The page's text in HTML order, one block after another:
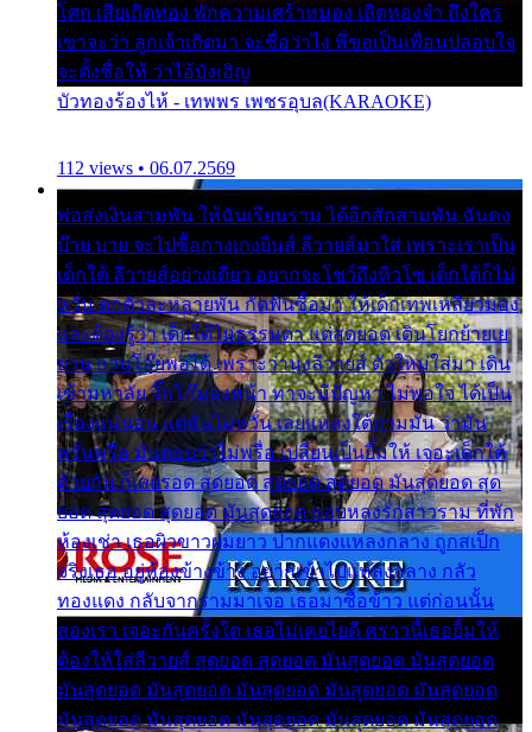
โศก เสียเถิดทอง พักความเศร้าหมอง เถิดทองจ๋า ถึงใคร
เขาจะว่า ลูกเจ้าเกิดมา จะชื่อว่าไง พี่ขอเป็นเพื่อนปลอบใจ
จะตั้งชื่อให้ ว่าไอ้บังเอิญ
บัวทองร้องไห้ - เทพพร เพชรอุบล(KARAOKE)
112 views • 06.07.2569
พ่อส่งเงินสามพัน ให้ฉันเรียนราม ได้อีกสักสามพัน ฉันคง
บ๊าย บาย จะไปซื้อกางเกงยีนส์ ลีวายส์มาใส่ เพราะเราเป็น
เด็กใต้ ลีวายส์อย่างเดียว อยากจะโชว์ถึงหิวโซ เด็กใต้ก็ไม่
หวั่น ตกตัวละหลายพัน กัดฟันซื้อมา ให้เด็กเทพเหลียวมอง
และต้องรู้ว่า เด็กใต้ไม่ธรรมดา แต่สุดยอด เดินโยกย้ายเย
ยวน กวนโอ๊ยพอได้ เพราะว่านุ่งลีวายส์ ตัวใหม่ใส่มา เดิน
เข้ามหาลัย จิ๊กโก๊มองหน้า ท่าจะมีปัญหา ไม่พอใจ ได้เป็น
เรื่องแน่นอน แต่ฉันไม่หวั่น เลยแหลงใต้ถามมัน ว่ามัน
พรั่นพรือ มันตอบว่าไม่พรื่อ เปลี่ยนเป็นยิ้มให้ เจอะเด็กใต้
ด้วยกัน ก็เลยรอด สุดยอด สุดยอด สุดยอด มันสุดยอด สุด
ยอด สุดยอด สุดยอด มันสุดยอด แอบหลงรักสาวราม ที่พัก
ห้องเช่า เธอผิวขาวผมยาว ปากแดงแหลงกลาง ถูกสเป็ก
จริงเธอ อยู่ห้องข้างข้าง อยากเข้าไปแหลงกลาง กลัว
ทองแดง กลับจากรามมาเจอ เธอมาซื้อข้าว แต่ก่อนนั้น
สองเรา เจอะกันครั้งใด เธอไม่เคยไยดี คราวนี้เธอยิ้มให้
ต้องให้ใส่ลีวายส์ สุดยอด สุดยอด มันสุดยอด มันสุดยอด
มันสุดยอด มันสุดยอด มันสุดยอด มันสุดยอด มันสุดยอด
มันสุดยอด มันสุดยอด มันสุดยอด มันสุดยอด มันสุดยอด